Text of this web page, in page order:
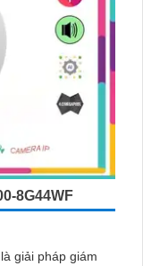
8G44WF
giải pháp giám